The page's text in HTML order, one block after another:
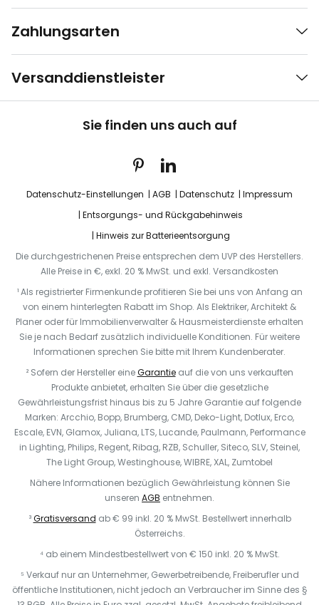
Zahlungsarten
Versanddienstleister
Sie finden uns auch auf
Datenschutz-Einstellungen AGB Datenschutz
Impressum
Entsorgungs- und Rückgabehinweis
Hinweis zur Batterieentsorgung
Die durchgestrichenen Preise entsprechen dem UVP des Herstellers.
Alle Preise in €, exkl. 20 % MwSt. und exkl. Versandkosten
¹ Als registrierter Firmenkunde profitieren Sie bei uns von Anfang an
von einem hinterlegten Rabatt im Shop. Als Elektriker, Architekt &
Planer oder für Immobilienverwalter & Hausmeisterdienste erhalten
Sie je nach Bedarf zusätzlich individuelle Konditionen. Für weitere
Informationen sprechen Sie bitte mit Ihrem Kundenberater.
² Sofern der Hersteller eineGarantieauf die von uns verkauften
Produkte anbietet, erhalten Sie über die gesetzliche
Gewährleistungsfrist hinaus bis zu 5 Jahre Garantie auf folgende
Marken: Arcchio, Bopp, Brumberg, CMD, Deko-Light, Dotlux, Erco,
Escale, EVN, Glamox, Juliana, LTS, Lucande, Paulmann, Performance
in Lighting, Philips, Regent, Ribag, RZB, Schuller, Siteco, SLV, Steinel,
The Light Group, Westinghouse, WIBRE, XAL, Zumtobel
Nähere Informationen bezüglich Gewährleistung können Sie
unseren AGB entnehmen.
³Gratisversand ab € 99 inkl. 20 % MwSt. Bestellwert innerhalb
Österreichs.
⁴ ab einem Mindestbestellwert von € 150 inkl. 20 % MwSt.
⁵ Verkauf nur an Unternehmer, Gewerbetreibende, Freiberufler und
öffentliche Institutionen, nicht jedoch an Verbraucher im Sinne des §